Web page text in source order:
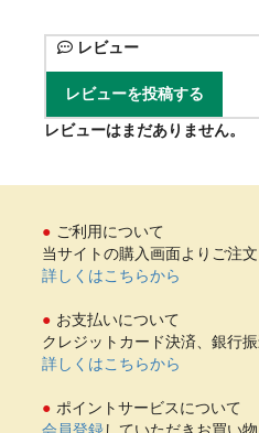
レビュー
レビューを投稿する
レビューはまだありません。
ご利用について
当サイトの購入画面よりご注文
詳しくはこちらから
お支払いについて
クレジットカード決済、銀行
詳しくはこちらから
ポイントサービスについて
会員登録していただきお買い